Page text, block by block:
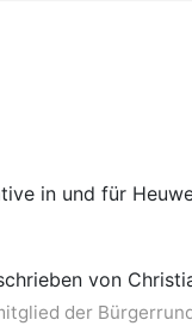
in und für
von
der